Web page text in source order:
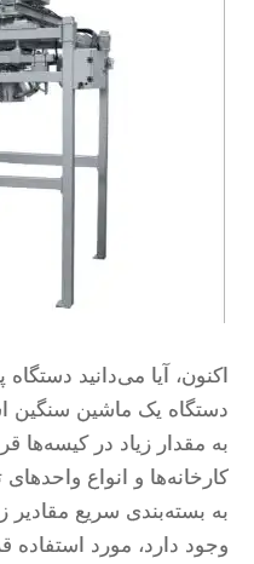
دستگاه یک ماشین سنگین
به مقدار زیاد در کیسه‌ها
کارخانه‌ها و انواع واحدهای
به بسته‌بندی سریع مقادیر
وجود دارد، مورد استفاده